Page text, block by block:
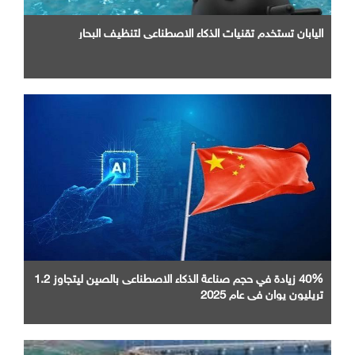
اليابان تستخدم تقنيات الذكاء الاصطناعي لتنظيف البحار
40% زيادة في حجم صناعة الذكاء الاصطناعى بالصين ليتجاوز 1.2
تريليون يوان في عام 2025